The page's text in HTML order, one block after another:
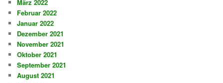
März 2022
Februar 2022
Januar 2022
Dezember 2021
November 2021
Oktober 2021
September 2021
August 2021